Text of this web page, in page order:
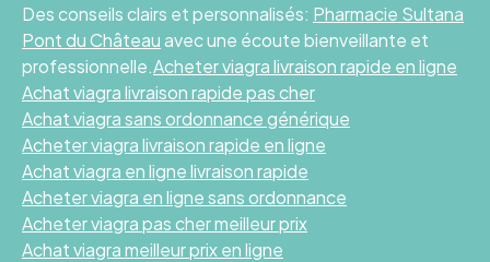
Des conseils clairs et personnalisés: Pharmacie Sultana
Pont du Châteauavec une écoute bienveillante et
professionnelle.Acheter viagra livraison rapide en ligne
Achat viagra livraison rapide pas cher
Achat viagra sans ordonnance générique
Acheter viagra livraison rapide en ligne
Achat viagra en ligne livraison rapide
Acheter viagra en ligne sans ordonnance
Acheter viagra pas cher meilleur prix
Achat viagra meilleur prix en ligne